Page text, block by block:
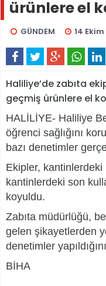
ürünlere el
GÜNDEM 14 Ekim
Haliliye’de zabıta
geçmiş ürünlere el
HALİLİYE- Haliliye
öğrenci sağlığını
bazı denetimler
Ekipler, kantinlerdeki
kantinlerdeki son
koyuldu.
Zabıta müdürlüğü,
gelen şikayetlerden
denetimler
BİHA